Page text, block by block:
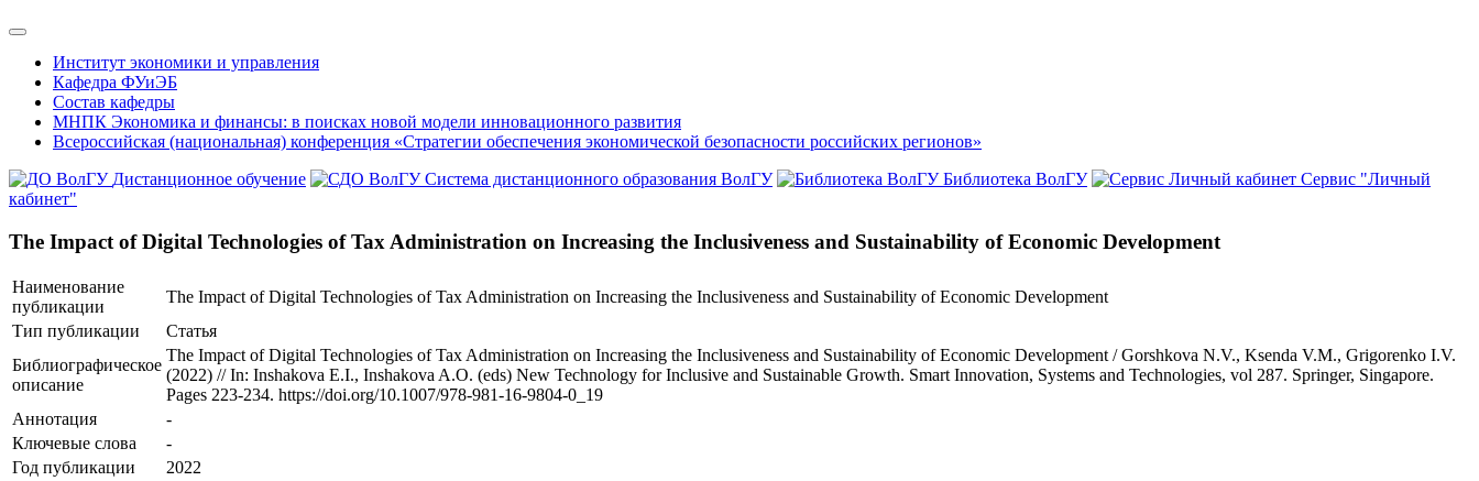
Институт экономики и управления
Кафедра ФУиЭБ
Состав кафедры
МНПК Экономика и финансы: в поисках новой модели инновационного развития
Всероссийская (национальная) конференция «Стратегии обеспечения экономической безопасности российских регионов»
Дистанционное обучение
Система дистанционного образования ВолГУ Библиотека ВолГУ
Сервис "Личный
кабинет"
The Impact of Digital Technologies of Tax Administration on Increasing the Inclusiveness and Sustainability of Economic Development
Наименование
публикации
The Impact of Digital Technologies of Tax Administration on Increasing the Inclusiveness and Sustainability of Economic Development
Тип публикации
Статья
Библиографическое
описание
The Impact of Digital Technologies of Tax Administration on Increasing the Inclusiveness and Sustainability of Economic Development / Gorshkova N.V., Ksenda V.M., Grigorenko I.V.
(2022) // In: Inshakova E.I., Inshakova A.O. (eds) New Technology for Inclusive and Sustainable Growth. Smart Innovation, Systems and Technologies, vol 287. Springer, Singapore.
Pages 223-234. https://doi.org/10.1007/978-981-16-9804-0_19
Аннотация
-
Ключевые cлова
-
Год публикации
2022